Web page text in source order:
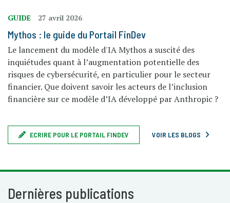
GUIDE 27 avril 2026
Mythos : le guide du Portail FinDev
Le lancement du modèle d'IA Mythos a suscité des
inquiétudes quant à l’augmentation potentielle des
risques de cybersécurité, en particulier pour le secteur
financier. Que doivent savoir les acteurs de l’inclusion
financière sur ce modèle d’IA développé parAnthropic ?
ECRIRE POUR LE PORTAIL FINDEV VOIR LES BLOGS
Dernières publications